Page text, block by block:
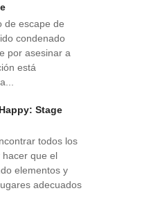
de escape de
condenado
por asesinar a
está
Stage
todos los
hacer que el
elementos y
adecuados